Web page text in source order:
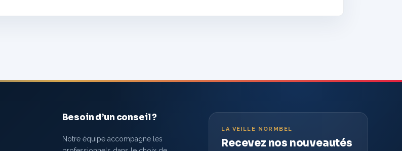
Besoin d’un conseil ?
Notre équipe accompagne les
LA VEILLE NORMBEL
Recevez nos nouveautés